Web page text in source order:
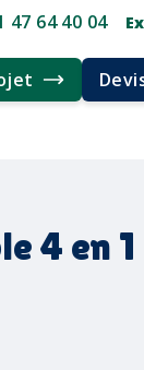
rapide
47 64 40 04
4 en 1